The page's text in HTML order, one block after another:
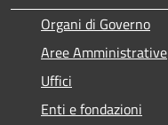
Organi di Governo
Aree Amministrative
Uffici
Enti e fondazioni